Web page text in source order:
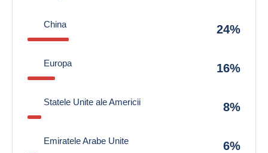
China 24%
Europa 16%
Statele Unite ale Americii 8%
Emiratele Arabe Unite 6%